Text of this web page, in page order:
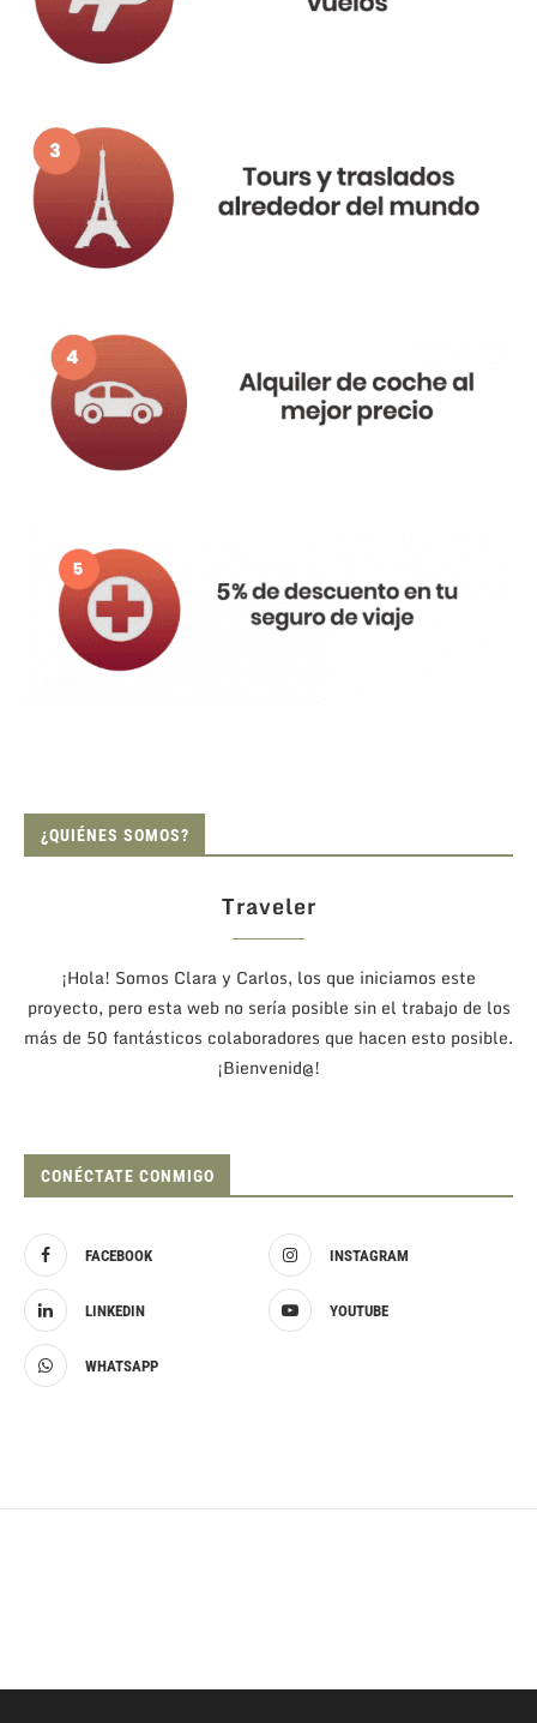
¿QUIÉNES SOMOS?
Traveler
¡Hola! Somos Clara y Carlos, los que iniciamos este
proyecto, pero esta web no sería posible sin el trabajo de los
más de 50 fantásticos colaboradores que hacen esto posible.
¡Bienvenid@!
CONÉCTATE CONMIGO
FACEBOOK INSTAGRAM
LINKEDIN YOUTUBE
WHATSAPP